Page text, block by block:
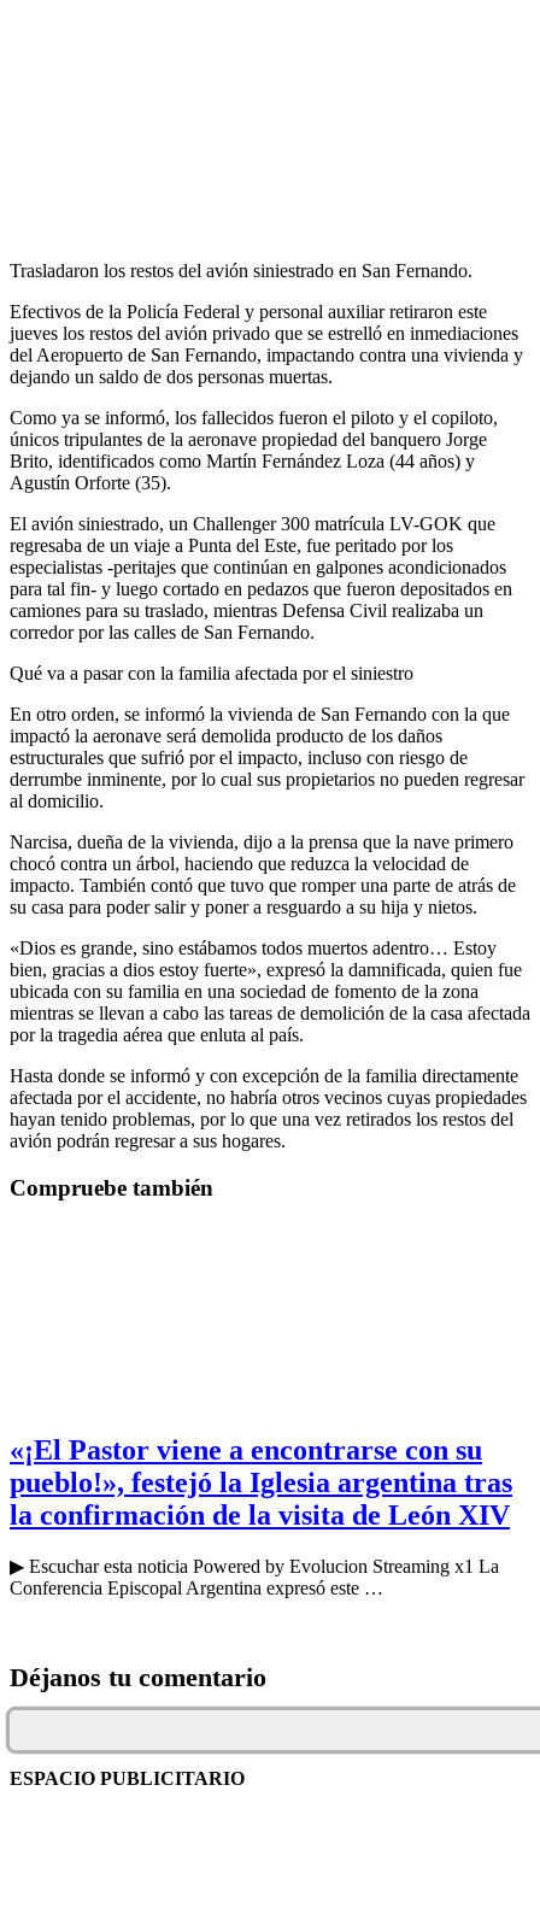
Trasladaron los restos del avión siniestrado en San Fernando.
Efectivos de la Policía Federal y personal auxiliar retiraron este
jueves los restos del avión privado que se estrelló en inmediaciones
del Aeropuerto de San Fernando, impactando contra una vivienda y
dejando un saldo de dos personas muertas.
Como ya se informó, los fallecidos fueron el piloto y el copiloto,
únicos tripulantes de la aeronave propiedad del banquero Jorge
Brito, identificados como Martín Fernández Loza (44 años) y
Agustín Orforte (35).
El avión siniestrado, un Challenger 300 matrícula LV-GOK que
regresaba de un viaje a Punta del Este, fue peritado por los
especialistas -peritajes que continúan en galpones acondicionados
para tal fin- y luego cortado en pedazos que fueron depositados en
camiones para su traslado, mientras Defensa Civil realizaba un
corredor por las calles de San Fernando.
Qué va a pasar con la familia afectada por el siniestro
En otro orden, se informó la vivienda de San Fernando con la que
impactó la aeronave será demolida producto de los daños
estructurales que sufrió por el impacto, incluso con riesgo de
derrumbe inminente, por lo cual sus propietarios no pueden regresar
al domicilio.
Narcisa, dueña de la vivienda, dijo a la prensa que la nave primero
chocó contra un árbol, haciendo que reduzca la velocidad de
impacto. También contó que tuvo que romper una parte de atrás de
su casa para poder salir y poner a resguardo a su hija y nietos.
«Dios es grande, sino estábamos todos muertos adentro… Estoy
bien, gracias a dios estoy fuerte», expresó la damnificada, quien fue
ubicada con su familia en una sociedad de fomento de la zona
mientras se llevan a cabo las tareas de demolición de la casa afectada
por la tragedia aérea que enluta al país.
Hasta donde se informó y con excepción de la familia directamente
afectada por el accidente, no habría otros vecinos cuyas propiedades
hayan tenido problemas, por lo que una vez retirados los restos del
avión podrán regresar a sus hogares.
Compruebe también
«¡El Pastor viene a encontrarse con su
pueblo!», festejó la Iglesia argentina tras
la confirmación de la visita de León XIV
▶ Escuchar esta noticia Powered by Evolucion Streaming x1 La
Conferencia Episcopal Argentina expresó este …
Déjanos tu comentario
ESPACIO PUBLICITARIO